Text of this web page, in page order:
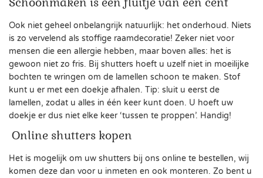
Ook niet geheel onbelangrijk natuurlijk: het onderhoud. Niets
is zo vervelend als stoffige raamdecoratie! Zeker niet voor
mensen die een allergie hebben, maar boven alles: het is
gewoon niet zo fris. Bij shutters hoeft u uzelf niet in moeilijke
bochten te wringen om de lamellen schoon te maken. Stof
kunt u er met een doekje afhalen. Tip: sluit u eerst de
lamellen, zodat u alles in één keer kunt doen. U hoeft uw
doekje er dus niet elke keer ‘tussen te proppen’. Handig!
Online shutters kopen
Het is mogelijk om uw shutters bij ons online te bestellen, wij
komen deze dan voor u inmeten en ook monteren. Zo bent u